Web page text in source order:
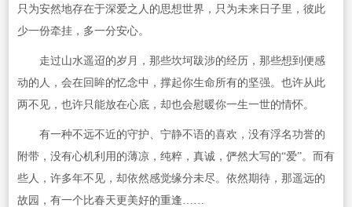
只为安然地存在于深爱之人的思想世界，只为未来日子里，彼此
少一份牵挂，多一分安心。
走过山水遥迢的岁月，那些坎坷跋涉的经历，那些想到便感
动的人，会在回眸的忆念中，撑起你生命所有的坚强。也许从此
两不见，也许只能放在心底，却也会慰暖你一生一世的情怀。
有一种不远不近的守护、宁静不语的喜欢，没有浮名功誉的
附带，没有心机利用的薄凉，纯粹，真诚，俨然大写的“爱”。而有
些人，许多年不见，却依然感觉缘分未尽。依然期待，那遥远的
故园，有一个比春天更美好的重逢……